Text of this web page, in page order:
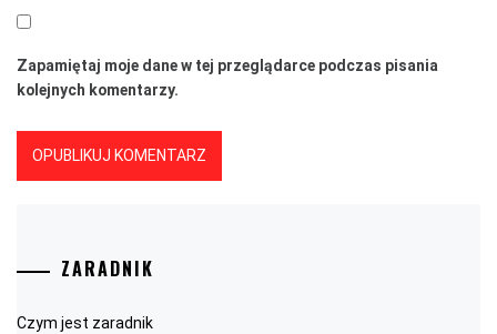
Zapamiętaj moje dane w tej przeglądarce podczas pisania
kolejnych komentarzy.
ZARADNIK
Czym jest zaradnik